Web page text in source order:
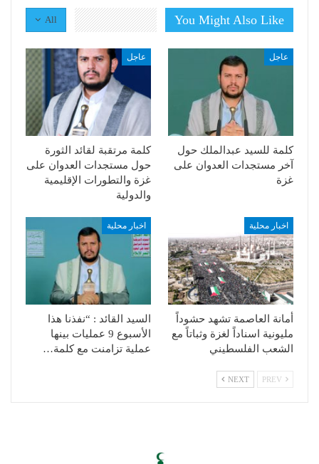
All You Might Also Like
عاجل
كلمة للسيد عبدالملك حول
آخر مستجدات العدوان على
غزة
عاجل
كلمة مرتقبة لقائد الثورة
حول مستجدات العدوان على
غزة والتطورات الإقليمية
والدولية
اخبار محلية
أمانة العاصمة تشهد حشوداً
مليونية اسناداً لغزة وثباتاً مع
الشعب الفلسطيني
اخبار محلية
السيد القائد : “نفذنا هذا
الأسبوع 9 عمليات بينها
عملية تزامنت مع كلمة…
NEXT